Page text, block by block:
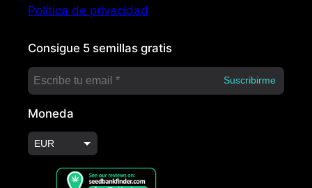
Política de privacidad
Consigue 5 semillas gratis
Moneda
EUR